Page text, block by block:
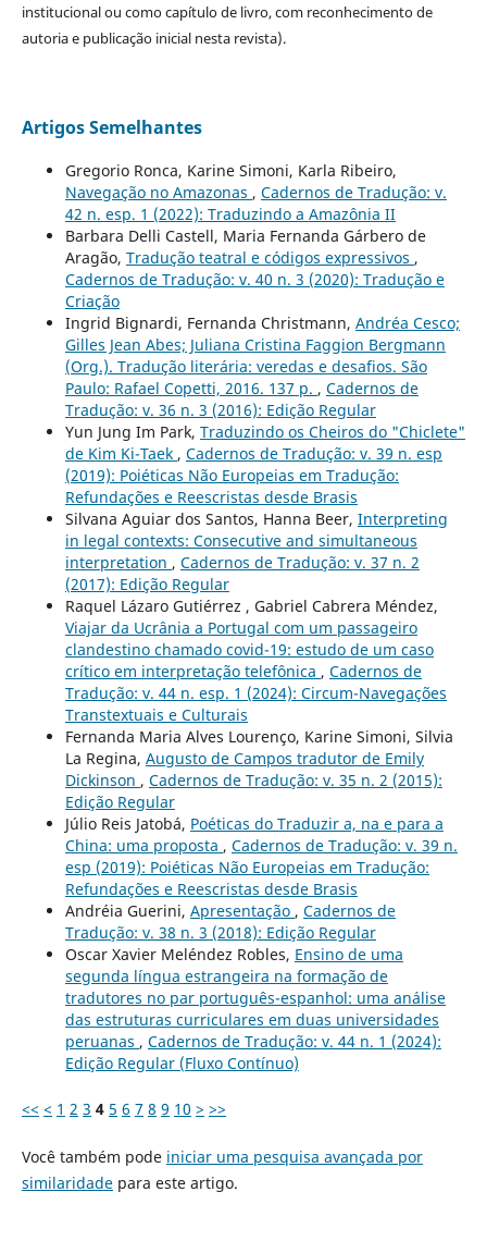
institucional ou como capítulo de livro, com reconhecimento de
autoria e publicação inicial nesta revista).
Artigos Semelhantes
Gregorio Ronca, Karine Simoni, Karla Ribeiro,
Navegação no Amazonas , Cadernos de Tradução: v.
42 n. esp. 1 (2022): Traduzindo a Amazônia II
Barbara Delli Castell, Maria Fernanda Gárbero de
Aragão, Tradução teatral e códigos expressivos ,
Cadernos de Tradução: v. 40 n. 3 (2020): Tradução e
Criação
Ingrid Bignardi, Fernanda Christmann, Andréa Cesco;
Gilles Jean Abes; Juliana Cristina Faggion Bergmann
(Org.). Tradução literária: veredas e desafios. São
Paulo: Rafael Copetti, 2016. 137 p. , Cadernos de
Tradução: v. 36 n. 3 (2016): Edição Regular
Yun Jung Im Park, Traduzindo os Cheiros do "Chiclete"
de Kim Ki-Taek , Cadernos de Tradução: v. 39 n. esp
(2019): Poiéticas Não Europeias em Tradução:
Refundações e Reescristas desde Brasis
Silvana Aguiar dos Santos, Hanna Beer, Interpreting
in legal contexts: Consecutive and simultaneous
interpretation , Cadernos de Tradução: v. 37 n. 2
(2017): Edição Regular
Raquel Lázaro Gutiérrez , Gabriel Cabrera Méndez,
Viajar da Ucrânia a Portugal com um passageiro
clandestino chamado covid-19: estudo de um caso
crítico em interpretação telefônica , Cadernos de
Tradução: v. 44 n. esp. 1 (2024): Circum-Navegações
Transtextuais e Culturais
Fernanda Maria Alves Lourenço, Karine Simoni, Silvia
La Regina, Augusto de Campos tradutor de Emily
Dickinson , Cadernos de Tradução: v. 35 n. 2 (2015):
Edição Regular
Júlio Reis Jatobá, Poéticas do Traduzir a, na e para a
China: uma proposta , Cadernos de Tradução: v. 39 n.
esp (2019): Poiéticas Não Europeias em Tradução:
Refundações e Reescristas desde Brasis
Andréia Guerini, Apresentação , Cadernos de
Tradução: v. 38 n. 3 (2018): Edição Regular
Oscar Xavier Meléndez Robles, Ensino de uma
segunda língua estrangeira na formação de
tradutores no par português-espanhol: uma análise
das estruturas curriculares em duas universidades
peruanas , Cadernos de Tradução: v. 44 n. 1 (2024):
Edição Regular (Fluxo Contínuo)
<< < 1 2 3 4 5 6 7 8 9 10 > >>
Você também pode iniciar uma pesquisa avançada por
similaridadepara este artigo.